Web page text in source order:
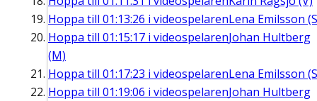
Hoppa till 01:13:26 i videospelarenLena Emilsson
Hoppa till 01:15:17 i videospelarenJohan Hultberg
(M)
Hoppa till 01:17:23 i videospelarenLena Emilsson
Hoppa till 01:19:06 i videospelarenJohan Hultberg